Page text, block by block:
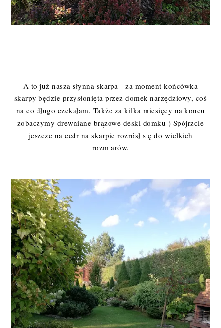
A to już nasza słynna skarpa - za moment końcówka
skarpy będzie przysłonięta przez domek narzędziowy, coś
na co długo czekałam. Także za kilka miesięcy na koncu
zobaczymy drewniane brązowe deski domku ) Spójrzcie
jeszcze na cedr na skarpie rozrósł się do wielkich
rozmiarów.